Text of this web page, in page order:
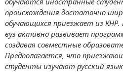
происхождения достаточно
обучающихся приезжает из
вуз активно развивает
создавая совместные
Предполагается, что
студенты изучают русский